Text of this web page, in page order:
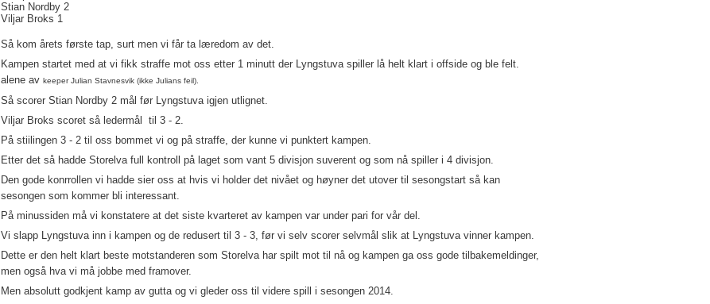
Stian Nordby 2
Viljar Broks 1
Så kom årets første tap, surt men vi får ta læredom av det.
Kampen startet med at vi fikk straffe mot oss etter 1 minutt der Lyngstuva spiller lå helt klart i offside og ble felt.
alene av keeper Julian Stavnesvik (ikke Julians feil).
Så scorer Stian Nordby 2 mål før Lyngstuva igjen utlignet.
Viljar Broks scoret så ledermål til 3 - 2.
På stiilingen 3 - 2 til oss bommet vi og på straffe, der kunne vi punktert kampen.
Etter det så hadde Storelva full kontroll på laget som vant 5 divisjon suverent og som nå spiller i 4 divisjon.
Den gode konrrollen vi hadde sier oss at hvis vi holder det nivået og høyner det utover til sesongstart så kan
sesongen som kommer bli interessant.
På minussiden må vi konstatere at det siste kvarteret av kampen var under pari for vår del.
Vi slapp Lyngstuva inn i kampen og de redusert til 3 - 3, før vi selv scorer selvmål slik at Lyngstuva vinner kampen.
Dette er den helt klart beste motstanderen som Storelva har spilt mot til nå og kampen ga oss gode tilbakemeldinger,
men også hva vi må jobbe med framover.
Men absolutt godkjent kamp av gutta og vi gleder oss til videre spill i sesongen 2014.